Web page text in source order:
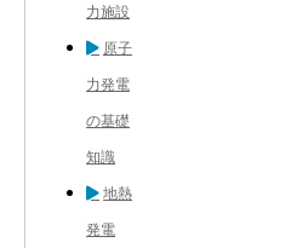
力施設
原子
力発電
の基礎
知識
地熱
発電